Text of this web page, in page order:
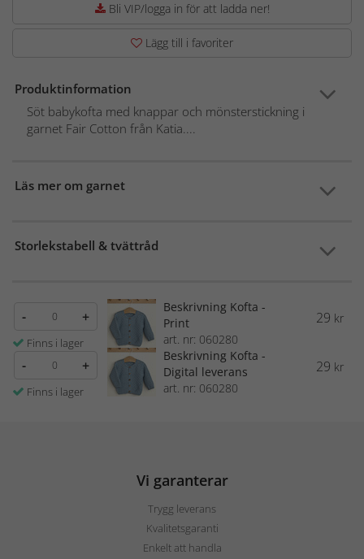
Bli VIP/logga in för att ladda ner!
Lägg till i favoriter
Produktinformation
Söt babykofta med knappar och mönsterstickning i
garnet Fair Cotton från Katia....
Läs mer om garnet
Storlekstabell & tvättråd
- +
Finns i lager
Beskrivning Kofta -
Print
art. nr: 060280
29 kr
- +
Finns i lager
Beskrivning Kofta -
Digital leverans
art. nr: 060280
29 kr
Vi garanterar
Trygg leverans
Kvalitetsgaranti
Enkelt att handla